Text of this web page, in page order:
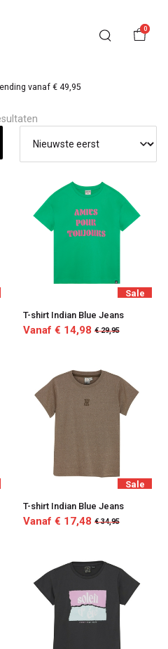
0
vanaf € 49,95
Sale
T-shirt Indian Blue Jeans
Vanaf € 14,98 € 29,95
Sale
T-shirt Indian Blue Jeans
Vanaf € 17,48 € 34,95